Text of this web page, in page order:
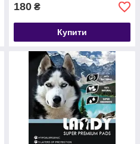
180 ₴
Купити